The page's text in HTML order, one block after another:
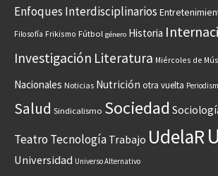
Enfoques Interdisciplinarios
Filosofía Frikismo Fútbol género Historia
Investigación Literatura Miércoles de
Nacionales Noticias Nutrición otra vuelta
Salud Sindicalismo Sociedad
Teatro Tecnología Trabajo UdelaR
Universidad Universo Alternativo